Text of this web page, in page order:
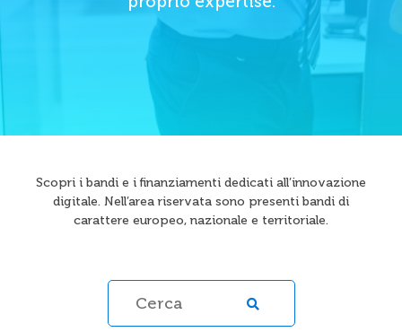
Scopri i bandi e i finanziamenti dedicati all’innovazione
digitale. Nell’area riservata sono presenti bandi di
carattere europeo, nazionale e territoriale.